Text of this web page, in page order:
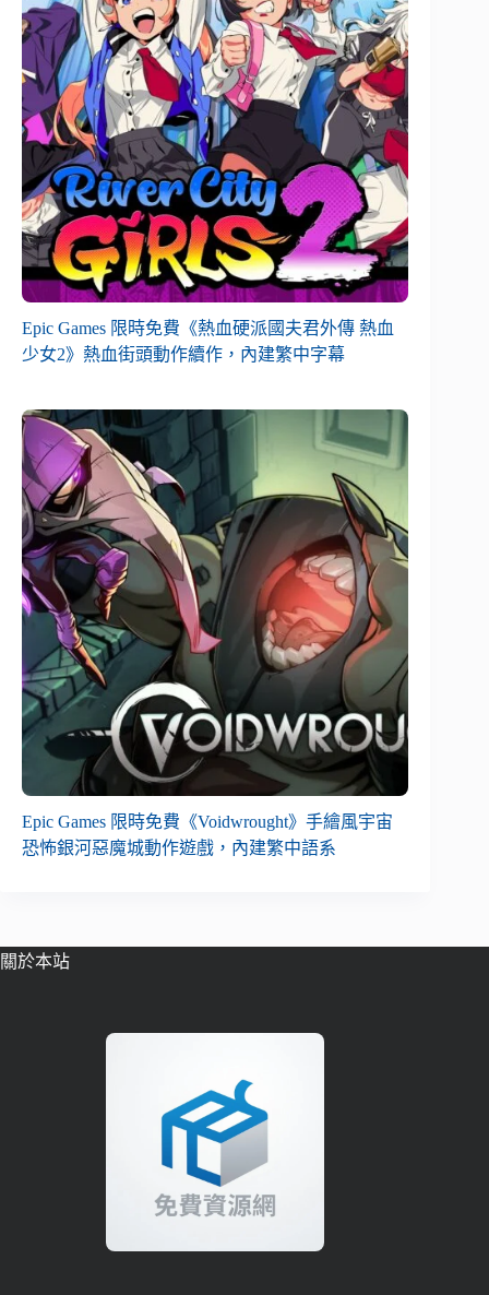
Epic Games 限時免費《熱血硬派國夫君外傳 熱血
少女2》熱血街頭動作續作，內建繁中字幕
Epic Games 限時免費《Voidwrought》手繪風宇宙
恐怖銀河惡魔城動作遊戲，內建繁中語系
關於本站